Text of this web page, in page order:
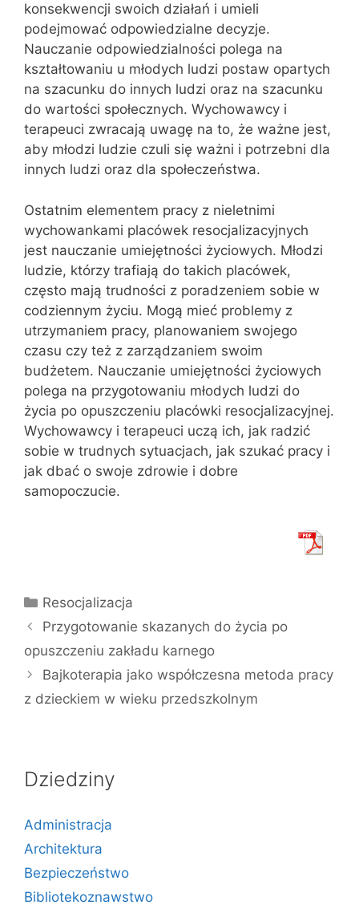
konsekwencji swoich działań i umieli
podejmować odpowiedzialne decyzje.
Nauczanie odpowiedzialności polega na
kształtowaniu u młodych ludzi postaw opartych
na szacunku do innych ludzi oraz na szacunku
do wartości społecznych. Wychowawcy i
terapeuci zwracają uwagę na to, że ważne jest,
aby młodzi ludzie czuli się ważni i potrzebni dla
innych ludzi oraz dla społeczeństwa.
Ostatnim elementem pracy z nieletnimi
wychowankami placówek resocjalizacyjnych
jest nauczanie umiejętności życiowych. Młodzi
ludzie, którzy trafiają do takich placówek,
często mają trudności z poradzeniem sobie w
codziennym życiu. Mogą mieć problemy z
utrzymaniem pracy, planowaniem swojego
czasu czy też z zarządzaniem swoim
budżetem. Nauczanie umiejętności życiowych
polega na przygotowaniu młodych ludzi do
życia po opuszczeniu placówki resocjalizacyjnej.
Wychowawcy i terapeuci uczą ich, jak radzić
sobie w trudnych sytuacjach, jak szukać pracy i
jak dbać o swoje zdrowie i dobre
samopoczucie.
Kategorie
Resocjalizacja
Przygotowanie skazanych do życia po
opuszczeniu zakładu karnego
Bajkoterapia jako współczesna metoda pracy
z dzieckiem w wieku przedszkolnym
Dziedziny
Administracja
Architektura
Bezpieczeństwo
Bibliotekoznawstwo